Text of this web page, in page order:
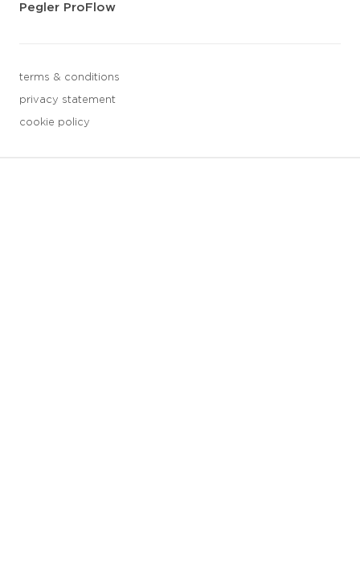
Pegler ProFlow
terms & conditions
privacy statement
cookie policy